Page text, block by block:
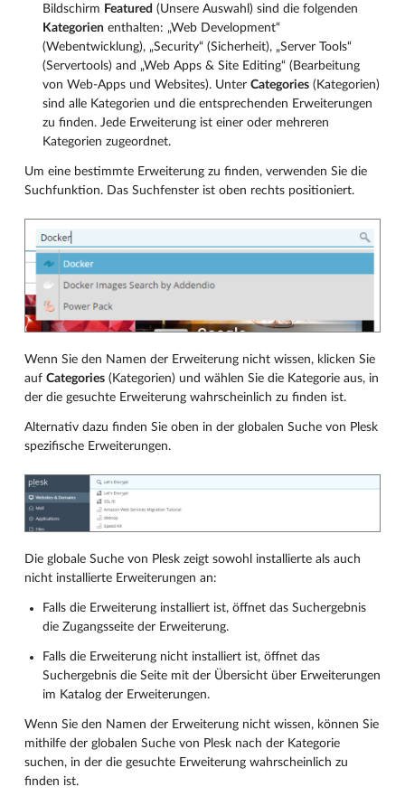
Bildschirm Featured (Unsere Auswahl) sind die folgenden
Kategorien enthalten: „Web Development“
(Webentwicklung), „Security“ (Sicherheit), „Server Tools“
(Servertools) and „Web Apps & Site Editing“ (Bearbeitung
von Web-Apps und Websites). Unter Categories (Kategorien)
sind alle Kategorien und die entsprechenden Erweiterungen
zu finden. Jede Erweiterung ist einer oder mehreren
Kategorien zugeordnet.
Um eine bestimmte Erweiterung zu finden, verwenden Sie die
Suchfunktion. Das Suchfenster ist oben rechts positioniert.
Wenn Sie den Namen der Erweiterung nicht wissen, klicken Sie
auf Categories (Kategorien) und wählen Sie die Kategorie aus, in
der die gesuchte Erweiterung wahrscheinlich zu finden ist.
Alternativ dazu finden Sie oben in der globalen Suche von Plesk
spezifische Erweiterungen.
Die globale Suche von Plesk zeigt sowohl installierte als auch
nicht installierte Erweiterungen an:
Falls die Erweiterung installiert ist, öffnet das Suchergebnis
die Zugangsseite der Erweiterung.
Falls die Erweiterung nicht installiert ist, öffnet das
Suchergebnis die Seite mit der Übersicht über Erweiterungen
im Katalog der Erweiterungen.
Wenn Sie den Namen der Erweiterung nicht wissen, können Sie
mithilfe der globalen Suche von Plesk nach der Kategorie
suchen, in der die gesuchte Erweiterung wahrscheinlich zu
finden ist.